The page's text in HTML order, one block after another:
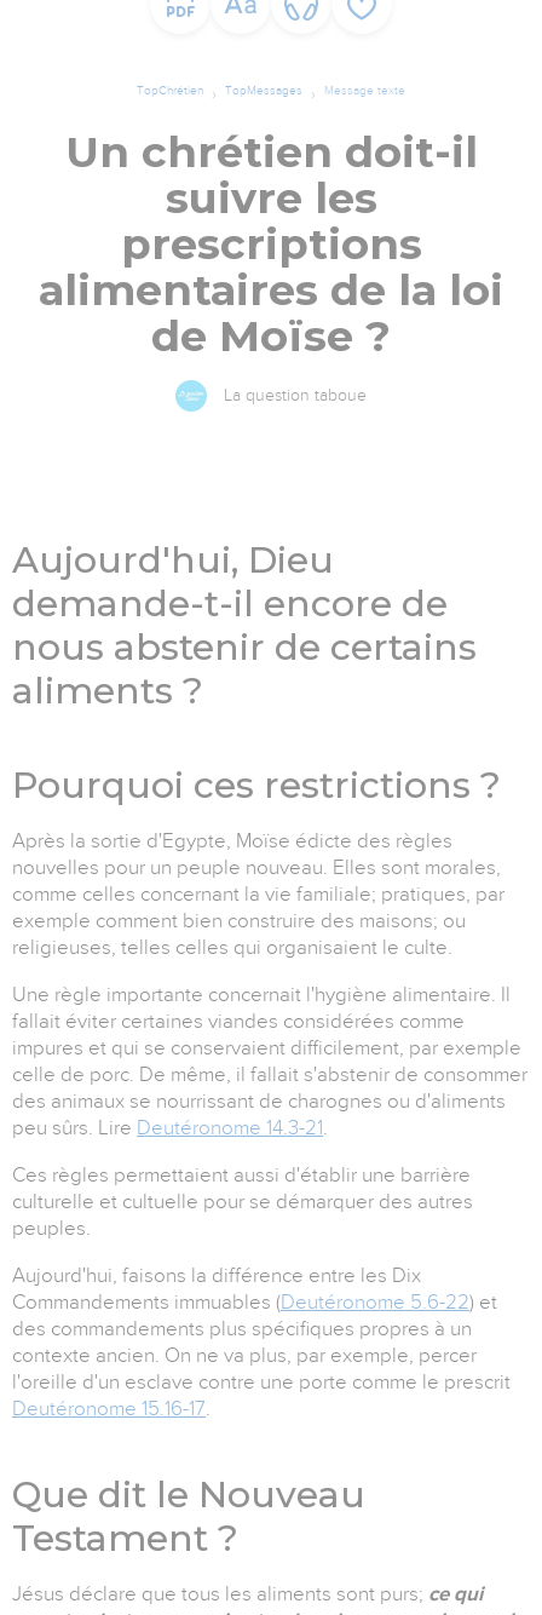
TopChrétien TopMessages Message texte
Un chrétien doit-il
suivre les
prescriptions
alimentaires de la loi
de Moïse ?
La question taboue
Aujourd'hui, Dieu
demande-t-il encore de
nous abstenir de certains
aliments ?
Pourquoi ces restrictions ?
Après la sortie d'Egypte, Moïse édicte des règles
nouvelles pour un peuple nouveau. Elles sont morales,
comme celles concernant la vie familiale; pratiques, par
exemple comment bien construire des maisons; ou
religieuses, telles celles qui organisaient le culte.
Une règle importante concernait l'hygiène alimentaire. Il
fallait éviter certaines viandes considérées comme
impures et qui se conservaient difficilement, par exemple
celle de porc. De même, il fallait s'abstenir de consommer
des animaux se nourrissant de charognes ou d'aliments
peu sûrs. Lire Deutéronome 14.3-21.
Ces règles permettaient aussi d'établir une barrière
culturelle et cultuelle pour se démarquer des autres
peuples.
Aujourd'hui, faisons la différence entre les Dix
Commandements immuables (Deutéronome 5.6-22) et
des commandements plus spécifiques propres à un
contexte ancien. On ne va plus, par exemple, percer
l'oreille d'un esclave contre une porte comme le prescrit
Deutéronome 15.16-17.
Que dit le Nouveau
Testament ?
Jésus déclare que tous les aliments sont purs; ce qui